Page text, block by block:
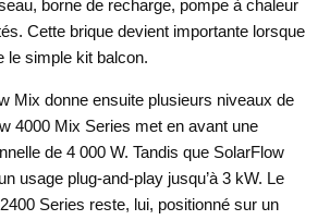
borne de recharge, pompe à chaleur
Cette brique devient importante lorsque
le simple kit balcon.
Mix donne ensuite plusieurs niveaux de
4000 Mix Series met en avant une
de 4 000 W. Tandis que SolarFlow
usage plug-and-play jusqu’à 3 kW. Le
Series reste, lui, positionné sur un